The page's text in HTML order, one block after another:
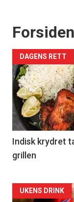
DAGENS RETT
Indisk krydret
grillen
Forsiden
UKENS DRINK